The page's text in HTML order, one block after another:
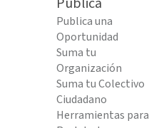
Publica una
Oportunidad
Suma tu
Organización
Suma tu Colectivo
Ciudadano
Herramientas para